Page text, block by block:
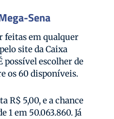
Sena
feitas em qualquer
site da Caixa
possível escolher de
os 60 disponíveis.
R$ 5,00, e a chance
1 em 50.063.860. Já